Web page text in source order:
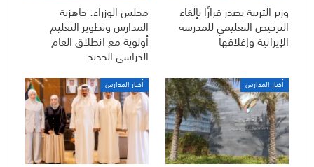
وزير التربية يصدر قرارًا بإلغاء
الترخيص التعليمي للمدرسة
الإيرانية وإغلاقها
مجلس الوزراء: جاهزية
المدارس وتطوير التعليم
أولوية مع انطلاق العام
الدراسي الجديد
أخبار المدارس أخبار المدارس